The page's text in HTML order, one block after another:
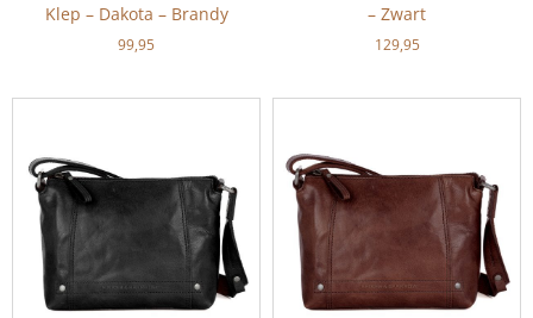
Klep – Dakota – Brandy
99,95
– Zwart
129,95